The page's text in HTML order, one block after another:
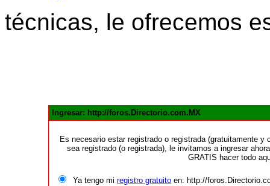
técnicas, le ofrecemos
Ingresar: http://foros.Directorio.com.MX
Es necesario estar registrado o registrada (gratuitamente
sea registrado (o registrada), le invitamos a ingresar
GRATIS hacer todo
Ya tengo miregistro gratuito en: http://